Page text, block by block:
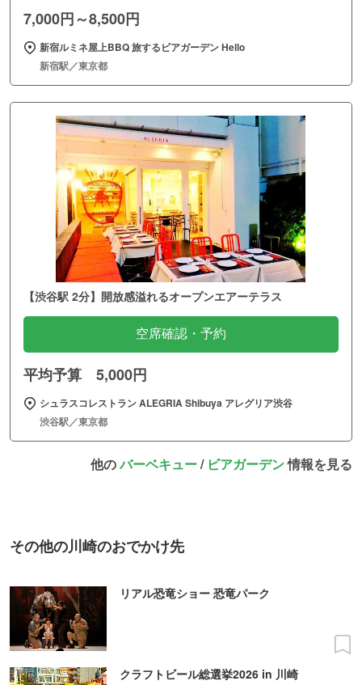
7,000円～8,500円
新宿ルミネ屋上BBQ 旅するビアガーデン Hello
新宿駅／東京都
【渋谷駅 2分】開放感溢れるオープンエアーテラス
空席確認・予約
平均予算 5,000円
シュラスコレストラン ALEGRIA Shibuya アレグリア渋谷
渋谷駅／東京都
他のバーベキュー/ ビアガーデン情報を見る
その他の川崎のおでかけ先
リアル恐竜ショー 恐竜パーク
クラフトビール総選挙2026 in 川崎